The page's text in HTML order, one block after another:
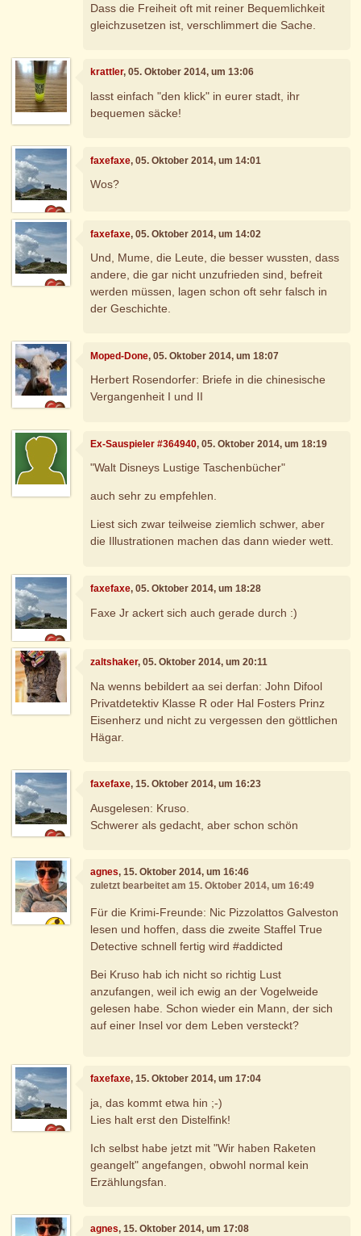
Dass die Freiheit oft mit reiner Bequemlichkeit
gleichzusetzen ist, verschlimmert die Sache.
krattler, 05. Oktober 2014, um 13:06
lasst einfach "den klick" in eurer stadt, ihr
bequemen säcke!
faxefaxe, 05. Oktober 2014, um 14:01
Wos?
faxefaxe, 05. Oktober 2014, um 14:02
Und, Mume, die Leute, die besser wussten, dass
andere, die gar nicht unzufrieden sind, befreit
werden müssen, lagen schon oft sehr falsch in
der Geschichte.
Moped-Done, 05. Oktober 2014, um 18:07
Herbert Rosendorfer: Briefe in die chinesische
Vergangenheit I und II
Ex-Sauspieler #364940, 05. Oktober 2014, um 18:19
"Walt Disneys Lustige Taschenbücher"
auch sehr zu empfehlen.
Liest sich zwar teilweise ziemlich schwer, aber
die Illustrationen machen das dann wieder wett.
faxefaxe, 05. Oktober 2014, um 18:28
Faxe Jr ackert sich auch gerade durch :)
zaltshaker, 05. Oktober 2014, um 20:11
Na wenns bebildert aa sei derfan: John Difool
Privatdetektiv Klasse R oder Hal Fosters Prinz
Eisenherz und nicht zu vergessen den göttlichen
Hägar.
faxefaxe, 15. Oktober 2014, um 16:23
Ausgelesen: Kruso.
Schwerer als gedacht, aber schon schön
agnes, 15. Oktober 2014, um 16:46
zuletzt bearbeitet am 15. Oktober 2014, um 16:49
Für die Krimi-Freunde: Nic Pizzolattos Galveston
lesen und hoffen, dass die zweite Staffel True
Detective schnell fertig wird #addicted
Bei Kruso hab ich nicht so richtig Lust
anzufangen, weil ich ewig an der Vogelweide
gelesen habe. Schon wieder ein Mann, der sich
auf einer Insel vor dem Leben versteckt?
faxefaxe, 15. Oktober 2014, um 17:04
ja, das kommt etwa hin ;-)
Lies halt erst den Distelfink!
Ich selbst habe jetzt mit "Wir haben Raketen
geangelt" angefangen, obwohl normal kein
Erzählungsfan.
agnes, 15. Oktober 2014, um 17:08